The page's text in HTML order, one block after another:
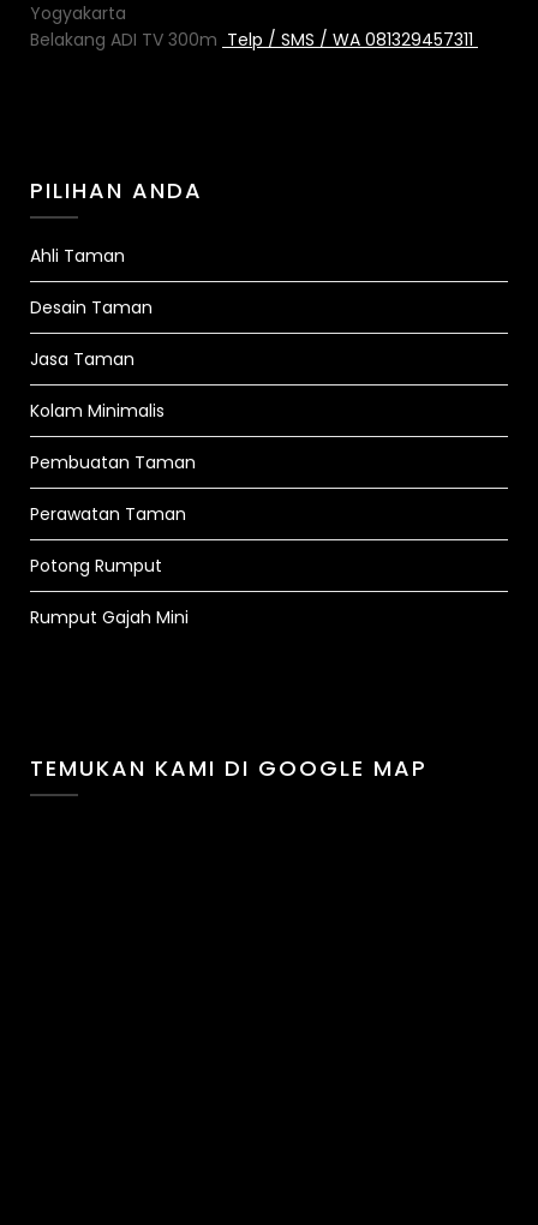
Yogyakarta
Belakang ADI TV 300m Telp / SMS / WA 081329457311
PILIHAN ANDA
Ahli Taman
Desain Taman
Jasa Taman
Kolam Minimalis
Pembuatan Taman
Perawatan Taman
Potong Rumput
Rumput Gajah Mini
TEMUKAN KAMI DI GOOGLE MAP